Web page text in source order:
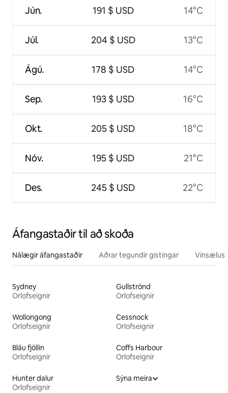
Jún.
Júl.
Ágú.
Sep.
Okt.
Nóv.
Des.
191 $ USD
204 $ USD
178 $ USD
193 $ USD
205 $ USD
195 $ USD
245 $ USD
14°C
13°C
14°C
16°C
18°C
21°C
22°C
Áfangastaðir til að skoða
Nálægir áfangastaðir Aðrar tegundir gistingar
Sydney
Orlofseignir
Gullströnd
Orlofseignir
Wollongong
Orlofseignir
Cessnock
Orlofseignir
Bláu fjöllin
Orlofseignir
Coffs Harbour
Orlofseignir
Hunter dalur
Orlofseignir
Sýna meira